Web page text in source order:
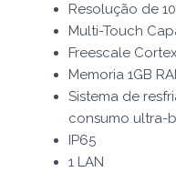
Resolução de
Multi-Touch
Freescale
Memoria 1GB
Sistema de
consumo ultra-
IP65
1 LAN